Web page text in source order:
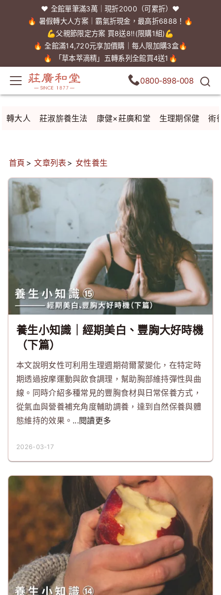
❤️ 全館單筆滿3萬｜現折2000（可累折）❤️
🔥 暑假轉大人方案｜霸氣折現金，最高折6888！🔥
💪父親節限定方案 買8送8!!(限購1組)💪
🔥 全館滿14,720元享加價購｜每人限加購3盒🔥
🔥 「草本萃滴精」五轉系列全館買4送1🔥
0800-898-008
轉大人 莊淑旂養生法 康健×莊廣和堂 生理期保健 術
首頁 文章列表 女性養生
養生小知識｜經期美白、豐胸大好時機
（下篇）
本文說明女性可利用生理週期荷爾蒙變化，在特定時
期透過按摩運動與飲食調理，幫助胸部維持彈性與曲
線。同時介紹多種常見的豐胸食材與日常保養方式，
從氣血與營養補充角度輔助調養，達到自然保養與體
態維持的效果。 ...閱讀更多
2026-03-17